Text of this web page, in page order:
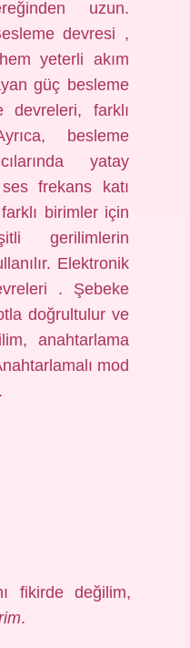
uzun.
devresi ,
yeterli akım
güç besleme
devreleri, farklı
besleme
yatay
ses frekans katı
birimler için
gerilimlerin
Elektronik
. Şebeke
doğrultulur ve
anahtarlama
mod
fikirde değilim,
.